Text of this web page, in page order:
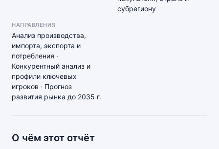
субрегиону
НАПРАВЛЕНИЯ
Анализ производства,
импорта, экспорта и
потребления ·
Конкурентный анализ и
профили ключевых
игроков · Прогноз
развития рынка до 2035 г.
О чём этот отчёт